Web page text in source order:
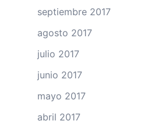
septiembre 2017
agosto 2017
julio 2017
junio 2017
mayo 2017
abril 2017